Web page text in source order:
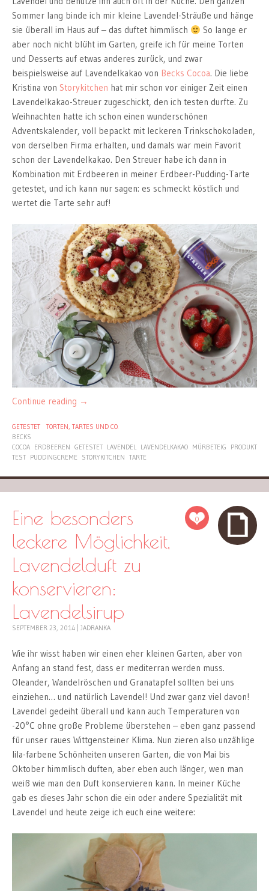
Sommer lang binde ich mir kleine Lavendel-Sträuße und hänge
sie überall im Haus auf – das duftet himmlisch
So lange er
aber noch nicht blüht im Garten, greife ich für meine Torten
und Desserts auf etwas anderes zurück, und zwar
beispielsweise auf Lavendelkakao von Becks Cocoa. Die liebe
Kristina von Storykitchen hat mir schon vor einiger Zeit einen
Lavendelkakao-Streuer zugeschickt, den ich testen durfte. Zu
Weihnachten hatte ich schon einen wunderschönen
Adventskalender, voll bepackt mit leckeren Trinkschokoladen,
von derselben Firma erhalten, und damals war mein Favorit
schon der Lavendelkakao. Den Streuer habe ich dann in
Kombination mit Erdbeeren in meiner Erdbeer-Pudding-Tarte
getestet, und ich kann nur sagen: es schmeckt köstlich und
wertet die Tarte sehr auf!
Continue reading →
GETESTET
TORTEN, TARTES UND CO.
BECKS
COCOA ERDBEEREN GETESTET LAVENDEL LAVENDELKAKAO MÜRBETEIG
PRODUKT
TEST PUDDINGCREME STORYKITCHEN TARTE
0
Eine besonders
leckere Möglichkeit,
Lavendelduft zu
konservieren:
Lavendelsirup
SEPTEMBER 23, 2014 JADRANKA
Wie ihr wisst haben wir einen eher kleinen Garten, aber von
Anfang an stand fest, dass er mediterran werden muss.
Oleander, Wandelröschen und Granatapfel sollten bei uns
einziehen… und natürlich Lavendel! Und zwar ganz viel davon!
Lavendel gedeiht überall und kann auch Temperaturen von
-20°C ohne große Probleme überstehen – eben ganz passend
für unser raues Wittgensteiner Klima. Nun zieren also unzählige
lila-farbene Schönheiten unseren Garten, die von Mai bis
Oktober himmlisch duften, aber eben auch länger, wen man
weiß wie man den Duft konservieren kann. In meiner Küche
gab es dieses Jahr schon die ein oder andere Spezialität mit
Lavendel und heute zeige ich euch eine weitere: